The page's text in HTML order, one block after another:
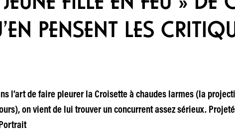
PENSENT LES
l’art de faire pleurer la Croisette à chaudes larmes (la
on vient de lui trouver un concurrent assez sérieux.